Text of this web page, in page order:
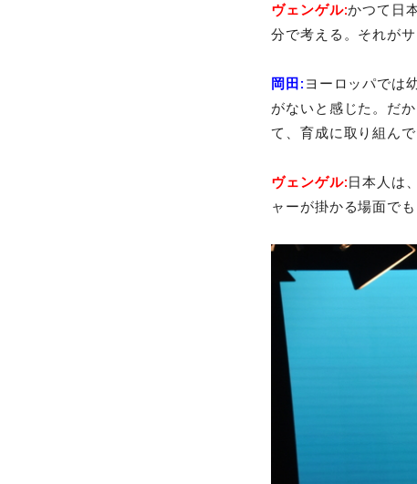
ヴェンゲル:かつて日
分で考える。それが
岡田: ヨーロッパでは
がないと感じた。だ
て、育成に取り組んで
ヴェンゲル:日本人は
ャーが掛かる場面で